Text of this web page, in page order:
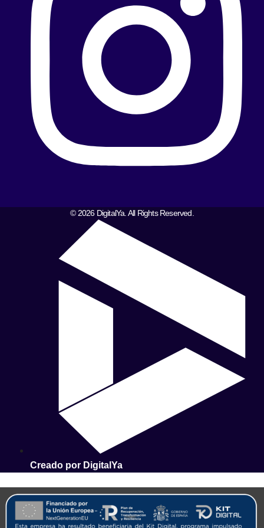
© 2026 DigitalYa. All Rights Reserved.
Creado por DigitalYa